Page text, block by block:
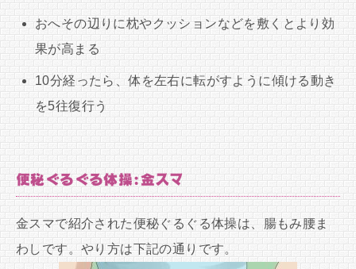
おへその辺りに枕やクッションなどを敷くとより効
果が高まる
10分経ったら、体を左右に転がすように傾ける動き
を5往復行う
便秘ぐるぐる体操:金スマ
金スマで紹介された便秘ぐるぐる体操は、腸もみ腰ま
わしです。やり方は下記の通りです。